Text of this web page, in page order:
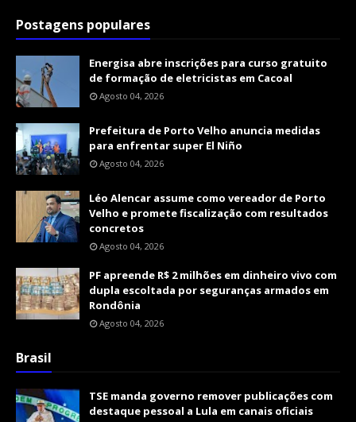
Postagens populares
Energisa abre inscrições para curso gratuito
de formação de eletricistas em Cacoal
Agosto 04, 2026
Prefeitura de Porto Velho anuncia medidas
para enfrentar super El Niño
Agosto 04, 2026
Léo Alencar assume como vereador de Porto
Velho e promete fiscalização com resultados
concretos
Agosto 04, 2026
PF apreende R$ 2 milhões em dinheiro vivo com
dupla escoltada por seguranças armados em
Rondônia
Agosto 04, 2026
Brasil
TSE manda governo remover publicações com
destaque pessoal a Lula em canais oficiais